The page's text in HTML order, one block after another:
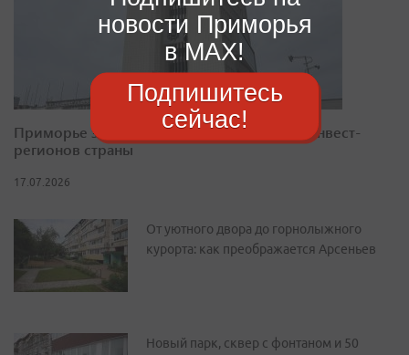
Приморье закрепилось в десятке лучших инвест-
регионов страны
17.07.2026
От уютного двора до горнолыжного
курорта: как преображается Арсеньев
Новый парк, сквер с фонтаном и 50
новости Приморья
в MAX!
Подпишитесь
сейчас!